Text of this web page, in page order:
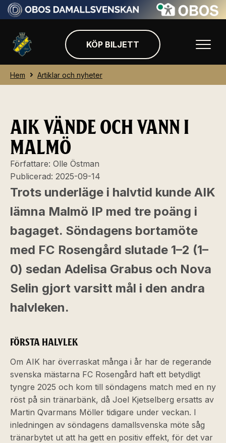
KÖP BILJETT
Hem Artiklar och nyheter
AIK VÄNDE OCH VANN I
MALMÖ
Författare: Olle Östman
Publicerad: 2025-09-14
Trots underläge i halvtid kunde AIK
lämna Malmö IP med tre poäng i
bagaget. Söndagens bortamöte
med FC Rosengård slutade 1–2 (1–
0) sedan Adelisa Grabus och Nova
Selin gjort varsitt mål i den andra
halvleken.
FÖRSTA HALVLEK
Om AIK har överraskat många i år har de regerande
svenska mästarna FC Rosengård haft ett betydligt
tyngre 2025 och kom till söndagens match med en ny
röst på sin tränarbänk, då Joel Kjetselberg ersatts av
Martin Qvarmans Möller tidigare under veckan. I
inledningen av söndagens damallsvenska möte såg
tränarbytet ut att ha gett en positiv effekt, för det var